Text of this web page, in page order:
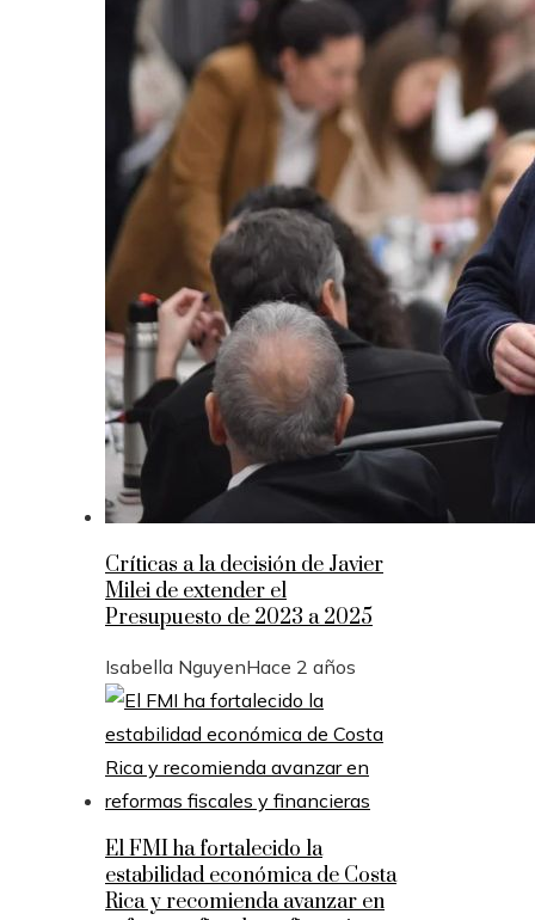
Críticas a la decisión de Javier
Milei de extender el
Presupuesto de 2023 a 2025
Isabella NguyenHace 2 años
El FMI ha fortalecido la
estabilidad económica de Costa
Rica y recomienda avanzar en